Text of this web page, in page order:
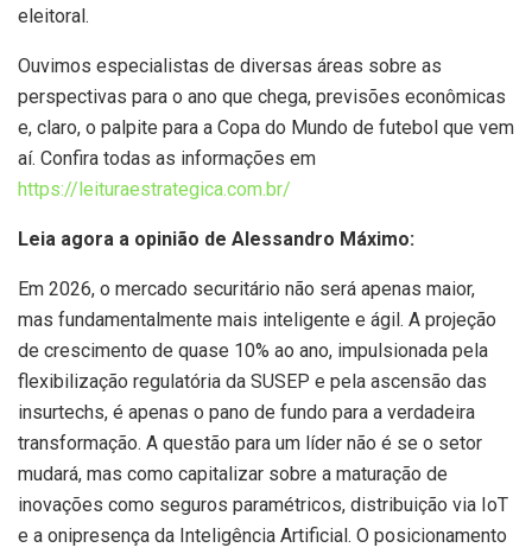
eleitoral.
Ouvimos especialistas de diversas áreas sobre as
perspectivas para o ano que chega, previsões econômicas
e, claro, o palpite para a Copa do Mundo de futebol que vem
aí. Confira todas as informações em
https://leituraestrategica.com.br/
Leia agora a opinião de Alessandro Máximo:
Em 2026, o mercado securitário não será apenas maior,
mas fundamentalmente mais inteligente e ágil. A projeção
de crescimento de quase 10% ao ano, impulsionada pela
flexibilização regulatória da SUSEP e pela ascensão das
insurtechs, é apenas o pano de fundo para a verdadeira
transformação. A questão para um líder não é se o setor
mudará, mas como capitalizar sobre a maturação de
inovações como seguros paramétricos, distribuição via IoT
e a onipresença da Inteligência Artificial. O posicionamento